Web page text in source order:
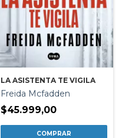
LA ASISTENTA TE VIGILA
Freida Mcfadden
$45.999,00